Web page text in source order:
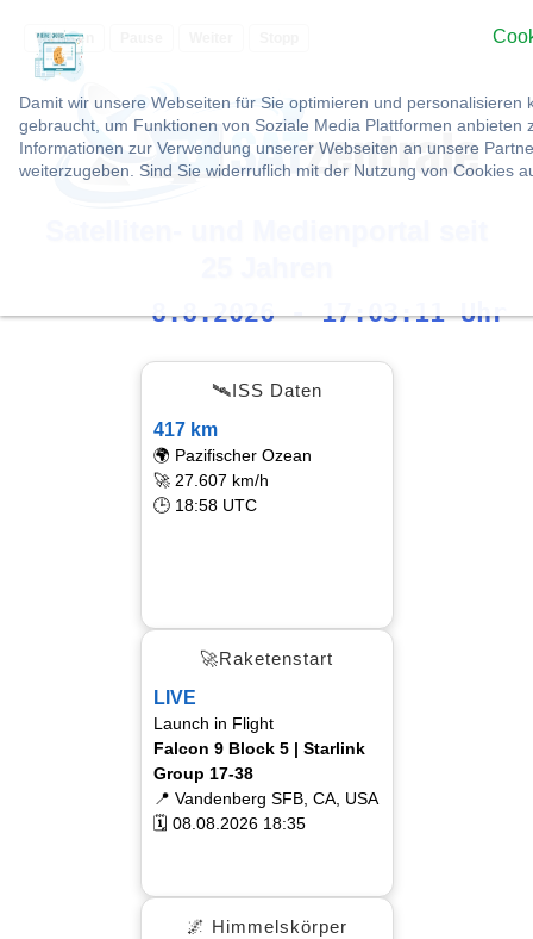
Vorlesen
Damit wir unsere Webseiten für Sie optimieren und
gebraucht, um Funktionen von Soziale Media Plattformen
Informationen zur Verwendung unserer Webseiten an unsere
weiterzugeben. Sind Sie widerruflich mit der Nutzung von Cookies
8.8.2026 - 17:03:12 Uhr
🛰ISS Daten
417 km
🌍 Pazifischer Ozean
🚀 27.607 km/h
🕒 18:58 UTC
🚀Raketenstart
LIVE
Launch in Flight
Falcon 9 Block 5 | Starlink
Group 17-38
📍 Vandenberg SFB, CA, USA
🗓 08.08.2026 18:35
🌌 Himmelskörper